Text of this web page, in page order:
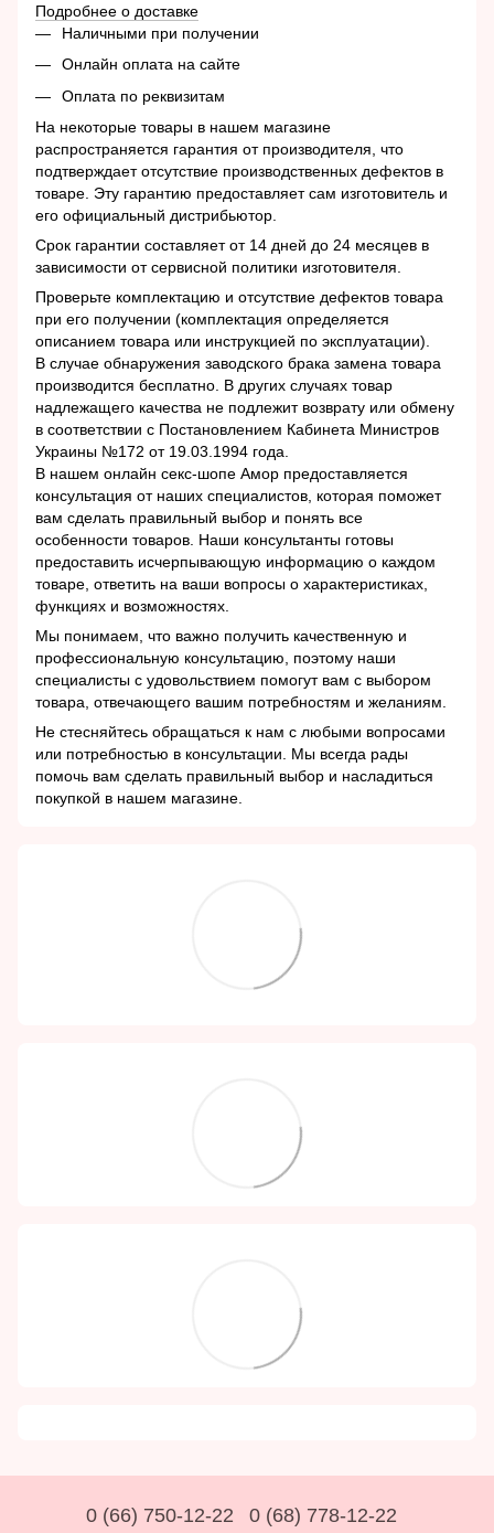
Подробнее о доставке
Наличными при получении
Онлайн оплата на сайте
Оплата по реквизитам
На некоторые товары в нашем магазине
распространяется гарантия от производителя, что
подтверждает отсутствие производственных дефектов в
товаре. Эту гарантию предоставляет сам изготовитель и
его официальный дистрибьютор.
Срок гарантии составляет от 14 дней до 24 месяцев в
зависимости от сервисной политики изготовителя.
Проверьте комплектацию и отсутствие дефектов товара
при его получении (комплектация определяется
описанием товара или инструкцией по эксплуатации).
В случае обнаружения заводского брака замена товара
производится бесплатно. В других случаях товар
надлежащего качества не подлежит возврату или обмену
в соответствии с Постановлением Кабинета Министров
Украины №172 от 19.03.1994 года.
В нашем онлайн секс-шопе Амор предоставляется
консультация от наших специалистов, которая поможет
вам сделать правильный выбор и понять все
особенности товаров. Наши консультанты готовы
предоставить исчерпывающую информацию о каждом
товаре, ответить на ваши вопросы о характеристиках,
функциях и возможностях.
Мы понимаем, что важно получить качественную и
профессиональную консультацию, поэтому наши
специалисты с удовольствием помогут вам с выбором
товара, отвечающего вашим потребностям и желаниям.
Не стесняйтесь обращаться к нам с любыми вопросами
или потребностью в консультации. Мы всегда рады
помочь вам сделать правильный выбор и насладиться
покупкой в нашем магазине.
0 (66) 750-12-22 0 (68) 778-12-22